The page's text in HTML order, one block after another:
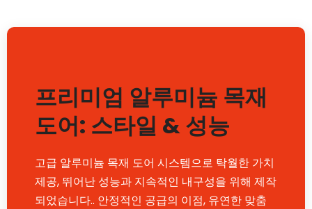
프리미엄 알루미늄 목재
도어: 스타일 & 성능
고급 알루미늄 목재 도어 시스템으로 탁월한 가치
제공, 뛰어난 성능과 지속적인 내구성을 위해 제작
되었습니다.. 안정적인 공급의 이점, 유연한 맞춤